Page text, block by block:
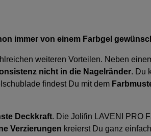
immer von einem Farbgel
weiteren Vorteilen. Neben
nicht in die Nagelränder. Du
findest Du mit dem
Deckkraft. Die Jolifin LAVENI PRO
Verzierungen kreierst Du ganz